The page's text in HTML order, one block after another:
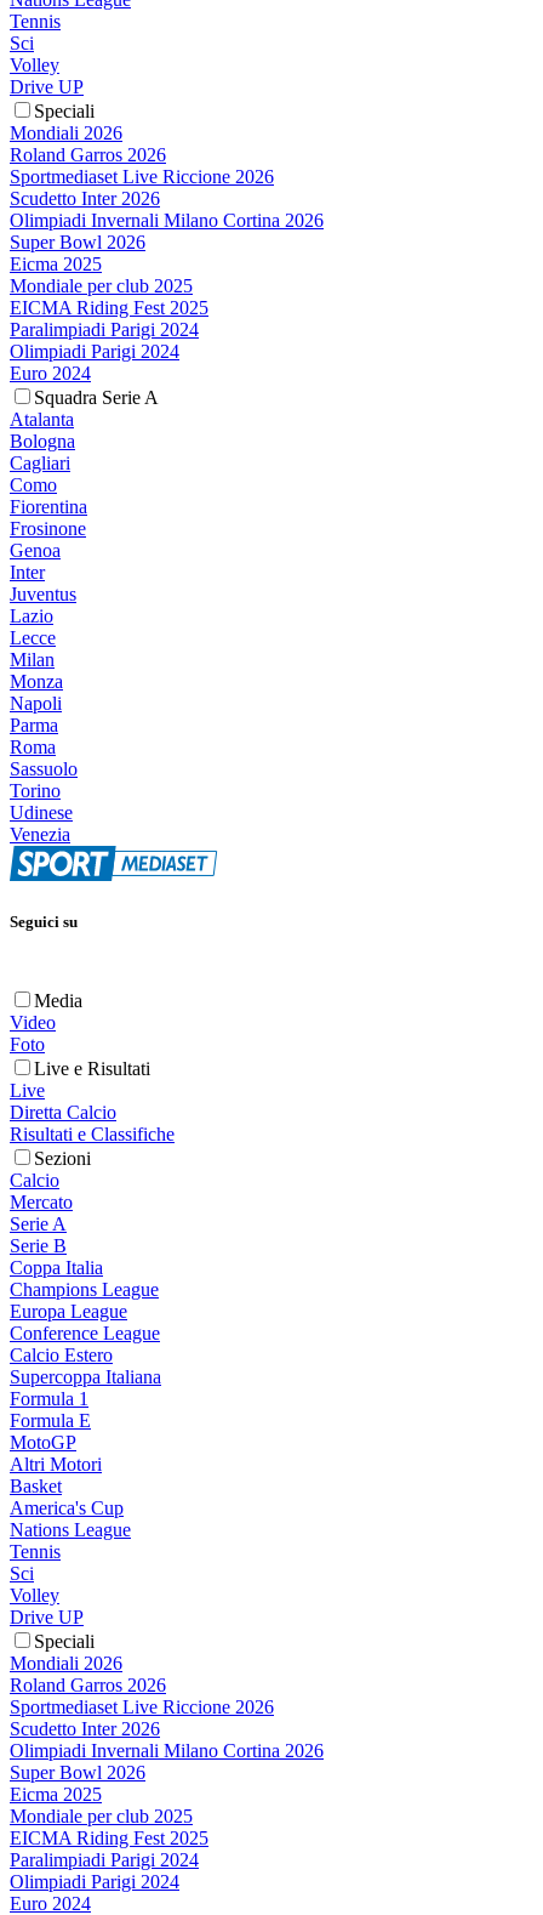
Tennis
Sci
Volley
Drive UP
Speciali
Mondiali 2026
Roland Garros 2026
Sportmediaset Live Riccione 2026
Scudetto Inter 2026
Olimpiadi Invernali Milano Cortina 2026
Super Bowl 2026
Eicma 2025
Mondiale per club 2025
EICMA Riding Fest 2025
Paralimpiadi Parigi 2024
Olimpiadi Parigi 2024
Euro 2024
Squadra Serie A
Atalanta
Bologna
Cagliari
Como
Fiorentina
Frosinone
Genoa
Inter
Juventus
Lazio
Lecce
Milan
Monza
Napoli
Parma
Roma
Sassuolo
Torino
Udinese
Venezia
Seguici su
Media
Video
Foto
Live e Risultati
Live
Diretta Calcio
Risultati e Classifiche
Sezioni
Calcio
Mercato
Serie A
Serie B
Coppa Italia
Champions League
Europa League
Conference League
Calcio Estero
Supercoppa Italiana
Formula 1
Formula E
MotoGP
Altri Motori
Basket
America's Cup
Nations League
Tennis
Sci
Volley
Drive UP
Speciali
Mondiali 2026
Roland Garros 2026
Sportmediaset Live Riccione 2026
Scudetto Inter 2026
Olimpiadi Invernali Milano Cortina 2026
Super Bowl 2026
Eicma 2025
Mondiale per club 2025
EICMA Riding Fest 2025
Paralimpiadi Parigi 2024
Olimpiadi Parigi 2024
Euro 2024